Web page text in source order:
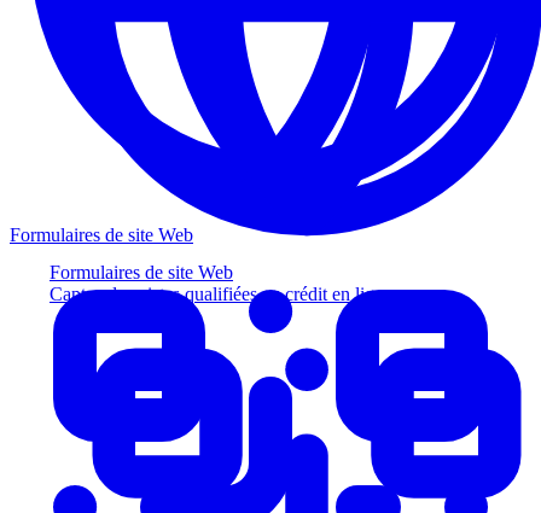
Formulaires de site Web
Captez des pistes qualifiées au crédit en ligne
Formulaires de site Web